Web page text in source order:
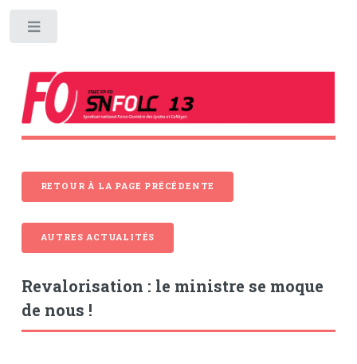
RETOUR À LA PAGE PRÉCÉDENTE
AUTRES ACTUALITÉS
Revalorisation : le ministre se moque
de nous !